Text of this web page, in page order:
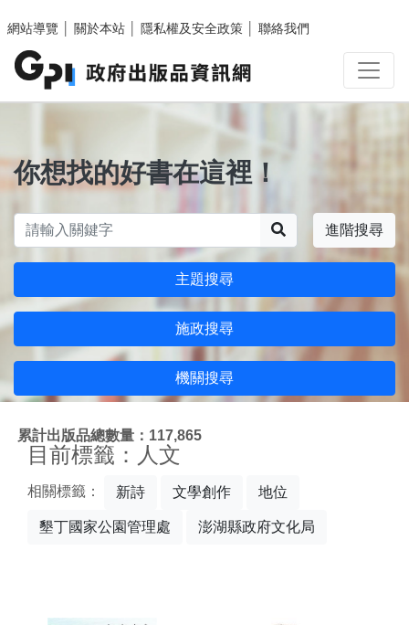
網站導覽
關於本站 隱私權及安全政策 聯絡我們
你想找的好書在這裡！
進階搜尋
主題搜尋
施政搜尋
機關搜尋
累計出版品總數量：117,865
目前標籤：人文
相關標籤： 新詩 文學創作 地位
墾丁國家公園管理處 澎湖縣政府文化局